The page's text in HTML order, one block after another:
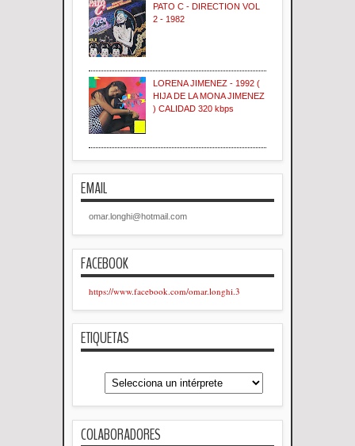
PATO C - DIRECTION VOL
2 - 1982
LORENA JIMENEZ - 1992 (
HIJA DE LA MONA JIMENEZ
) CALIDAD 320 kbps
EMAIL
omar.longhi@hotmail.com
FACEBOOK
https://www.facebook.com/omar.longhi.3
ETIQUETAS
COLABORADORES